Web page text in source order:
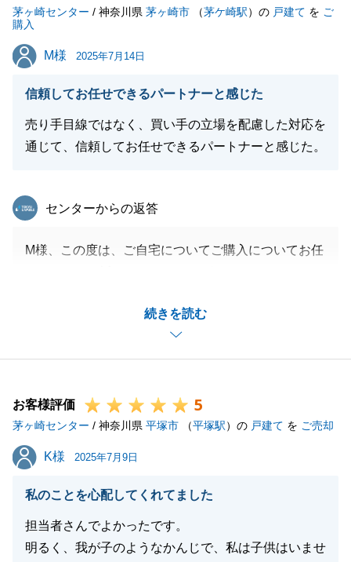
今後ともよろしくお願いいたします。
茅ヶ崎センター / 神奈川県 茅ヶ崎市 （茅ケ崎駅）の 戸建て を ご
購入
M様
M様 2025年7月14日
信頼してお任せできるパートナーと感じた
売り手目線ではなく、買い手の立場を配慮した対応を
通じて、信頼してお任せできるパートナーと感じた。
続きを読む
東急リバブル
センターからの返答
M様、この度は、ご自宅についてご購入についてお任
また何かございましたらお気軽にお申し付けくださ
い。
お客様評価 5
茅ヶ崎センター / 神奈川県 平塚市 （平塚駅）の 戸建て を ご売却
K様
K様 2025年7月9日
私のことを心配してくれてました
担当者さんでよかったです。
明るく、我が子のようなかんじで、私は子供はいませ